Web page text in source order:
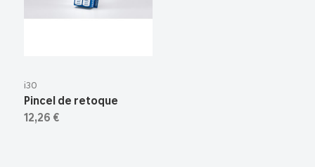
i30
Pincel de retoque
12,26 €